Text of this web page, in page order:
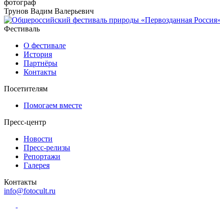
фотограф
Трунов Вадим Валерьевич
Фестиваль
О фестивале
История
Партнёры
Контакты
Посетителям
Помогаем вместе
Пресс-центр
Новости
Пресс-релизы
Репортажи
Галерея
Контакты
info@fotocult.ru